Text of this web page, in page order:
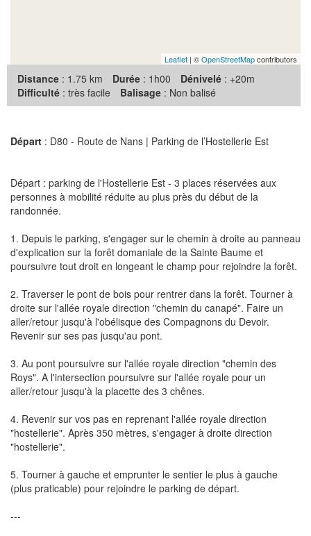
Leaflet | ©OpenStreetMapcontributors
Distance : 1.75 km Durée : 1h00 Dénivelé : +20m
Difficulté : très facile Balisage : Non balisé
Départ : D80 - Route de Nans | Parking de l’Hostellerie Est
Départ : parking de l'Hostellerie Est - 3 places réservées aux
personnes à mobilité réduite au plus près du début de la
randonnée.
1. Depuis le parking, s'engager sur le chemin à droite au panneau
d'explication sur la forêt domaniale de la Sainte Baume et
poursuivre tout droit en longeant le champ pour rejoindre la forêt.
2. Traverser le pont de bois pour rentrer dans la forêt. Tourner à
droite sur l'allée royale direction "chemin du canapé". Faire un
aller/retour jusqu'à l'obélisque des Compagnons du Devoir.
Revenir sur ses pas jusqu'au pont.
3. Au pont poursuivre sur l'allée royale direction "chemin des
Roys". A l'intersection poursuivre sur l'allée royale pour un
aller/retour jusqu'à la placette des 3 chênes.
4. Revenir sur vos pas en reprenant l'allée royale direction
"hostellerie". Après 350 mètres, s'engager à droite direction
"hostellerie".
5. Tourner à gauche et emprunter le sentier le plus à gauche
(plus praticable) pour rejoindre le parking de départ.
---